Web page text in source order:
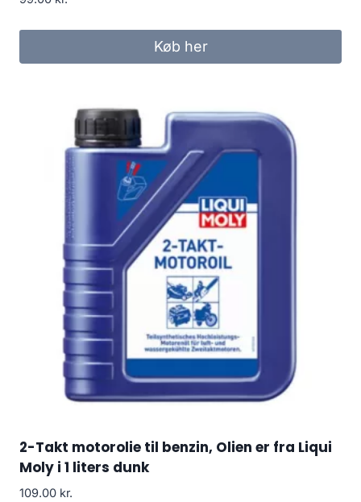
Køb her
2-Takt motorolie til benzin, Olien er fra Liqui
Moly i 1 liters dunk
109.00 kr.